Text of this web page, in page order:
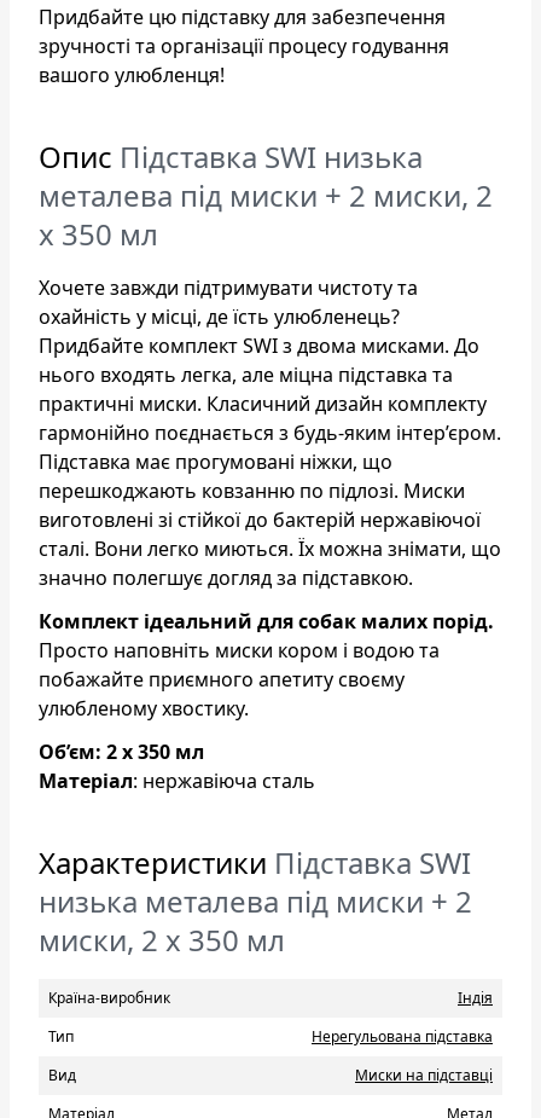
Придбайте цю підставку для забезпечення
зручності та організації процесу годування
вашого улюбленця!
Опис Підставка SWI низька
металева під миски + 2 миски, 2
х 350 мл
Хочете завжди підтримувати чистоту та
охайність у місці, де їсть улюбленець?
Придбайте комплект SWI з двома мисками. До
нього входять легка, але міцна підставка та
практичні миски. Класичний дизайн комплекту
гармонійно поєднається з будь-яким інтер’єром.
Підставка має прогумовані ніжки, що
перешкоджають ковзанню по підлозі. Миски
виготовлені зі стійкої до бактерій нержавіючої
сталі. Вони легко миються. Їх можна знімати, що
значно полегшує догляд за підставкою.
Комплект ідеальний для собак малих порід.
Просто наповніть миски кором і водою та
побажайте приємного апетиту своєму
улюбленому хвостику.
Об’єм: 2 х 350 мл
Матеріал: нержавіюча сталь
Характеристики Підставка SWI
низька металева під миски + 2
миски, 2 х 350 мл
Країна-виробник
Індія
Тип
Нерегульована підставка
Вид
Миски на підставці
Матеріал
Метал